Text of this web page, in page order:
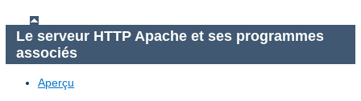
Le serveur HTTP Apache et ses programmes
associés
Aperçu